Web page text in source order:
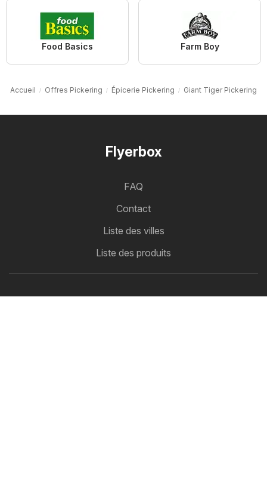
Food Basics Farm Boy
Accueil Offres Pickering Épicerie Pickering Giant Tiger Pickering
Flyerbox
FAQ
Contact
Liste des villes
Liste des produits